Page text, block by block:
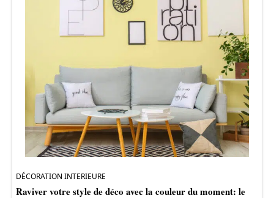
DÉCORATION INTERIEURE
Raviver votre style de déco avec la couleur du moment: le